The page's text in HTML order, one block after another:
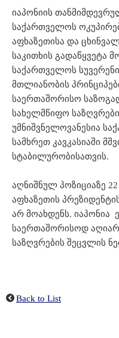
იაპონიის
საქართველოს
აფხაზეთისა და
საკითხის გადაწყვეტა
საქართველოს
მთლიანობის
საერთაშორისო
სახელმწიფო
უმნიშვნელოვანესია
სამხრეთ კავკასიაში
სტაბილურობისათვის.
აღნიშნულ პოზიციაზე
აფხაზეთის
არ მოახდენს. იაპონია
საერთაშორისოდ
საზღვრების შეცვლის
Back to List